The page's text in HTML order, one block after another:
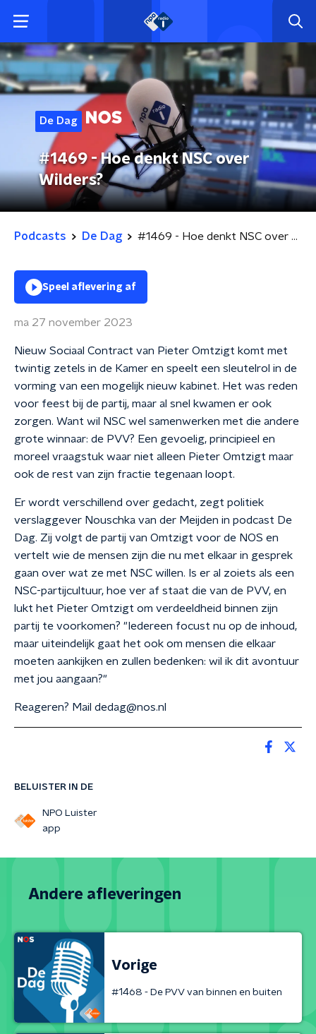
De Dag
#1469 - Hoe denkt NSC over
Wilders?
Podcasts De Dag #1469 - Hoe denkt NSC over Wilders?
BELUISTER IN DE
NPO Luister
app
Speel aflevering af
ma 27 november 2023
Nieuw Sociaal Contract van Pieter Omtzigt komt met
twintig zetels in de Kamer en speelt een sleutelrol in de
vorming van een mogelijk nieuw kabinet. Het was reden
voor feest bij de partij, maar al snel kwamen er ook
zorgen. Want wil NSC wel samenwerken met die andere
grote winnaar: de PVV? Een gevoelig, principieel en
moreel vraagstuk waar niet alleen Pieter Omtzigt maar
ook de rest van zijn fractie tegenaan loopt.
Er wordt verschillend over gedacht, zegt politiek
verslaggever Nouschka van der Meijden in podcast De
Dag. Zij volgt de partij van Omtzigt voor de NOS en
vertelt wie de mensen zijn die nu met elkaar in gesprek
gaan over wat ze met NSC willen. Is er al zoiets als een
NSC-partijcultuur, hoe ver af staat die van de PVV, en
lukt het Pieter Omtzigt om verdeeldheid binnen zijn
partij te voorkomen? "Iedereen focust nu op de inhoud,
maar uiteindelijk gaat het ook om mensen die elkaar
moeten aankijken en zullen bedenken: wil ik dit avontuur
met jou aangaan?"
Reageren? Mail dedag@nos.nl
Andere afleveringen
Vorige
#1468 - De PVV van binnen en buiten